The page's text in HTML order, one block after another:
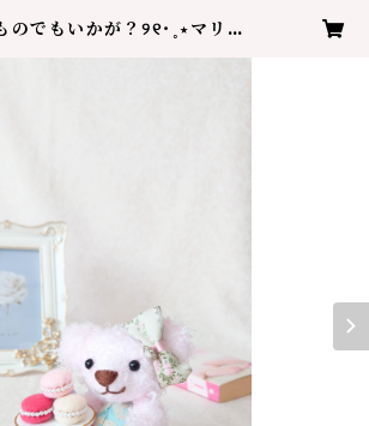
のでもいかが？୨୧˙˳⋆ マリー